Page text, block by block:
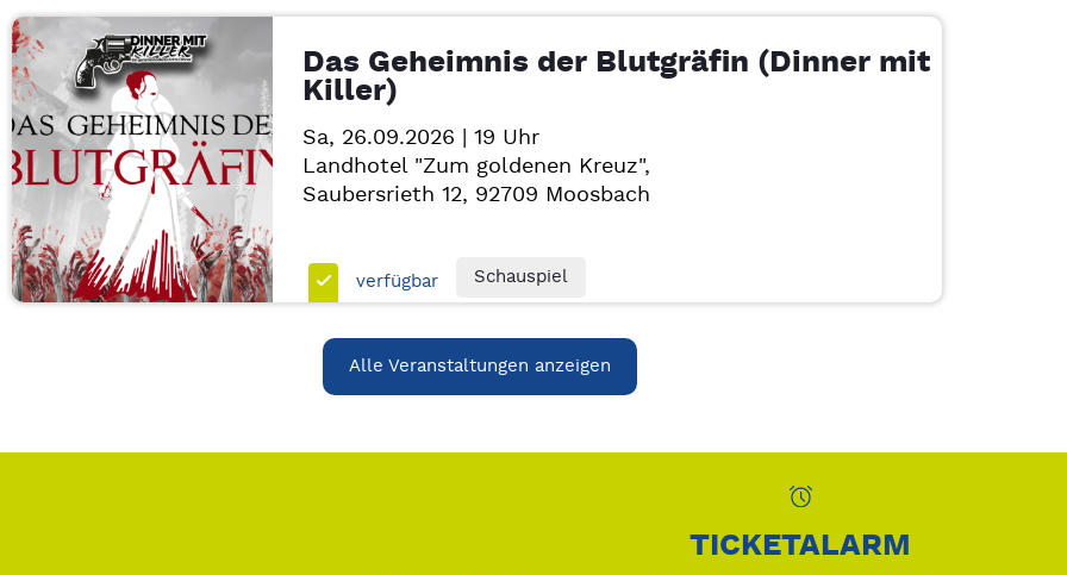
Das Geheimnis der Blutgräfin (Dinner mit
Killer)
Sa, 26.09.2026 | 19 Uhr
Landhotel "Zum goldenen Kreuz",
Saubersrieth 12, 92709 Moosbach
verfügbar Schauspiel
Alle Veranstaltungen anzeigen
TICKETALARM